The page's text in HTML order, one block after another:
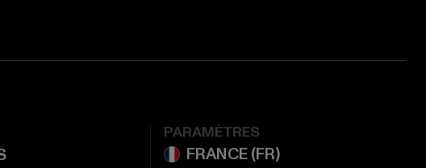
PARAMÈTRES